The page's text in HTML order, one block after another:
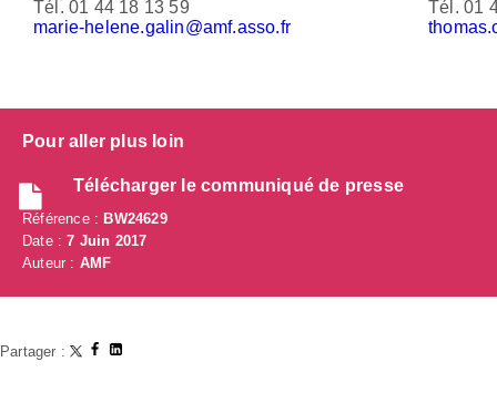
Tél. 01 44 18 13 59
marie-helene.galin@amf.asso.fr
Tél. 01
Pour aller plus loin
Télécharger le communiqué de presse
Référence : BW24629
Date :7 Juin 2017
Auteur : AMF
Partager :